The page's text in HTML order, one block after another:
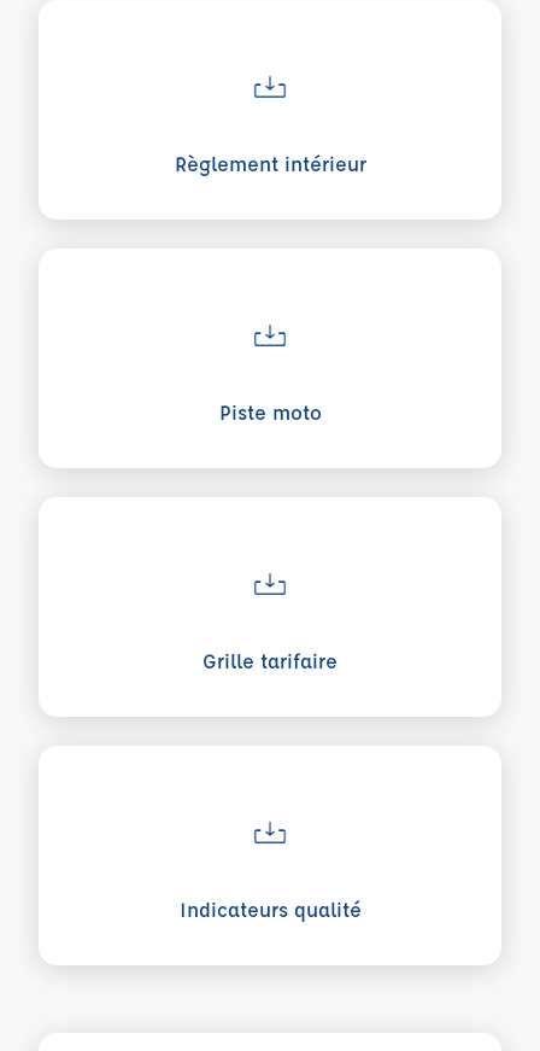
Règlement intérieur
Piste moto
Grille tarifaire
Indicateurs qualité